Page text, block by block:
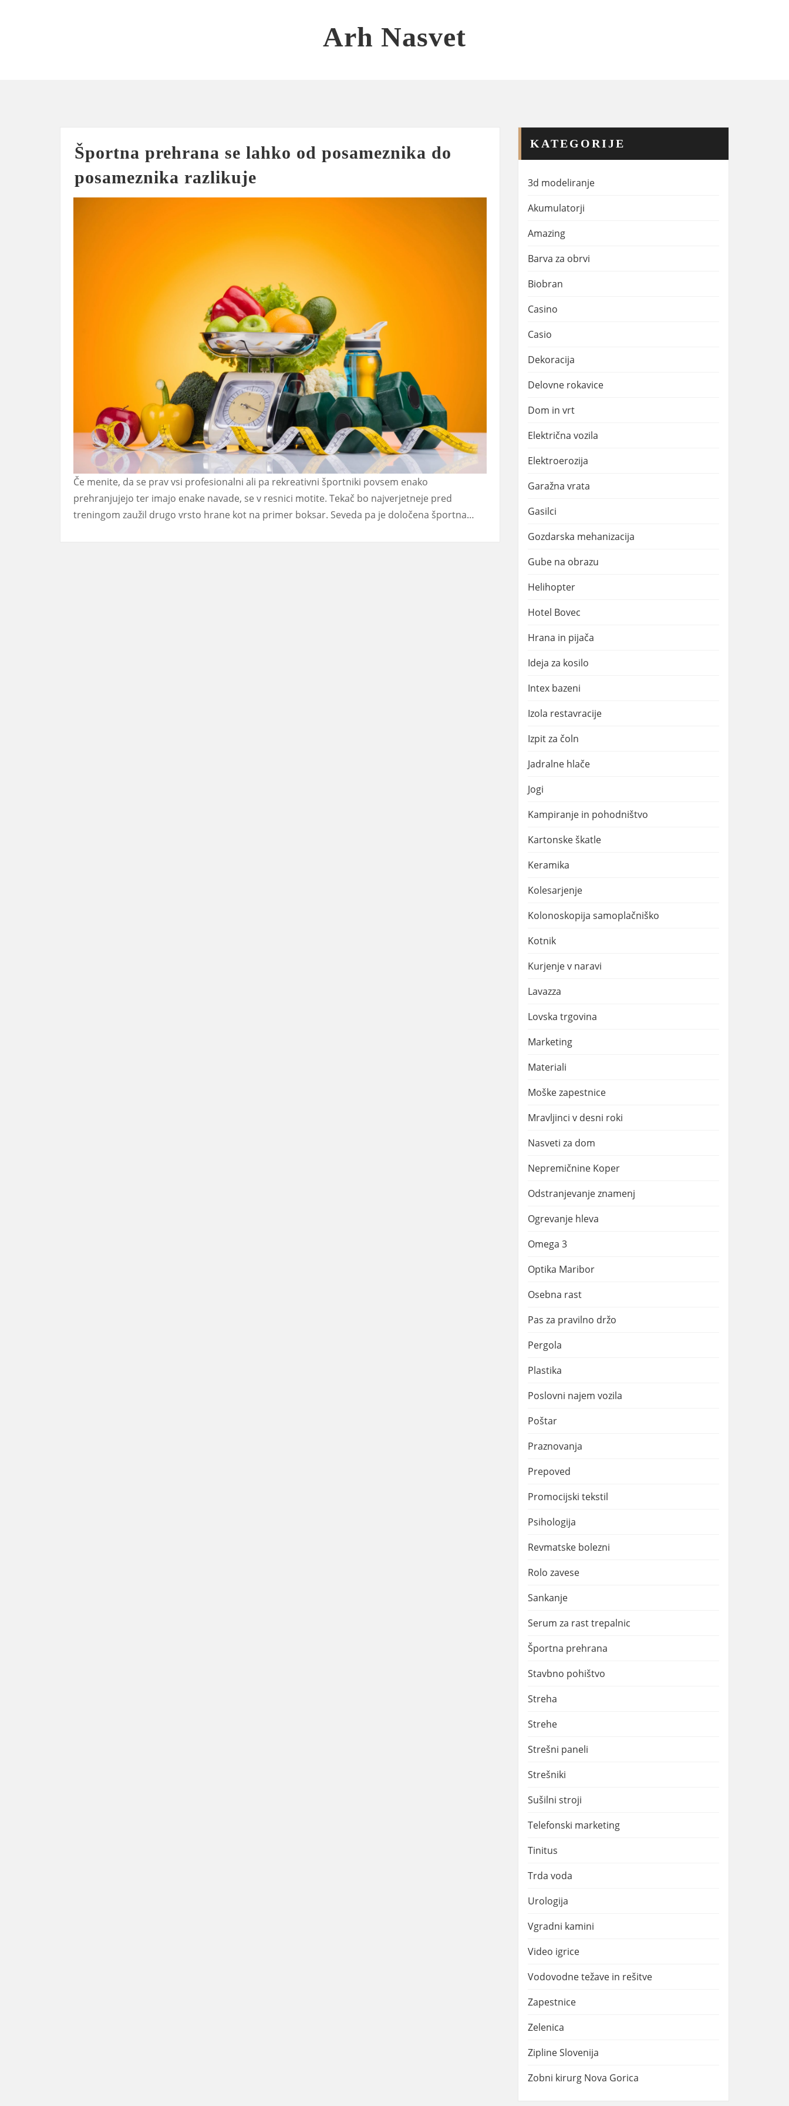
Arh Nasvet
Športna prehrana se lahko od posameznika do
posameznika razlikuje
Če menite, da se prav vsi profesionalni ali pa rekreativni športniki povsem enako
prehranjujejo ter imajo enake navade, se v resnici motite. Tekač bo najverjetneje pred
treningom zaužil drugo vrsto hrane kot na primer boksar. Seveda pa je določena športna…
KATEGORIJE
3d modeliranje
Akumulatorji
Amazing
Barva za obrvi
Biobran
Casino
Casio
Dekoracija
Delovne rokavice
Dom in vrt
Električna vozila
Elektroerozija
Garažna vrata
Gasilci
Gozdarska mehanizacija
Gube na obrazu
Helihopter
Hotel Bovec
Hrana in pijača
Ideja za kosilo
Intex bazeni
Izola restavracije
Izpit za čoln
Jadralne hlače
Jogi
Kampiranje in pohodništvo
Kartonske škatle
Keramika
Kolesarjenje
Kolonoskopija samoplačniško
Kotnik
Kurjenje v naravi
Lavazza
Lovska trgovina
Marketing
Materiali
Moške zapestnice
Mravljinci v desni roki
Nasveti za dom
Nepremičnine Koper
Odstranjevanje znamenj
Ogrevanje hleva
Omega 3
Optika Maribor
Osebna rast
Pas za pravilno držo
Pergola
Plastika
Poslovni najem vozila
Poštar
Praznovanja
Prepoved
Promocijski tekstil
Psihologija
Revmatske bolezni
Rolo zavese
Sankanje
Serum za rast trepalnic
Športna prehrana
Stavbno pohištvo
Streha
Strehe
Strešni paneli
Strešniki
Sušilni stroji
Telefonski marketing
Tinitus
Trda voda
Urologija
Vgradni kamini
Video igrice
Vodovodne težave in rešitve
Zapestnice
Zelenica
Zipline Slovenija
Zobni kirurg Nova Gorica